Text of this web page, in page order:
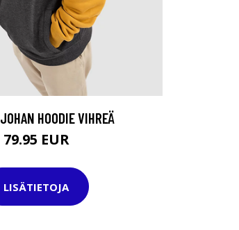
HOODIE VIHREÄ
79.95 EUR
LISÄTIETOJA